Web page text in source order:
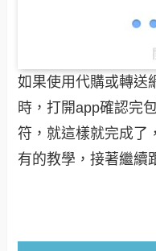
如果使用代購或轉送
時，打開app確認完
符，就這樣就完成了
有的教學，接著繼續